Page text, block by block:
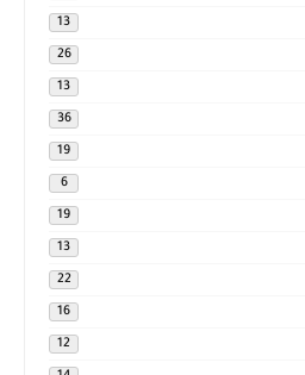
13
26
13
36
19
6
19
13
22
16
12